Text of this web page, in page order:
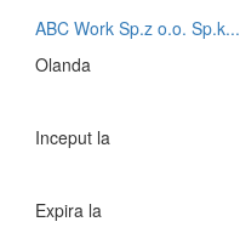
ABC Work Sp.z o.o. Sp.k...
Olanda
Inceput la
Expira la